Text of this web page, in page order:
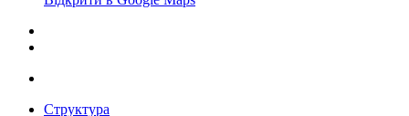
Структура